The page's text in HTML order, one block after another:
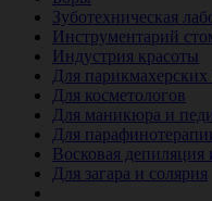
Зуботехническая
Инструментарий
Индустрия красоты
Для
Для косметологов
Для маникюра и
Для
Восковая депиляция
Для загара и солярия